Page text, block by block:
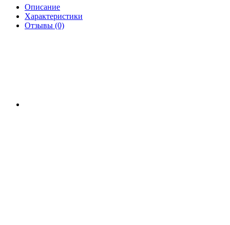
Описание
Характеристики
Отзывы (0)